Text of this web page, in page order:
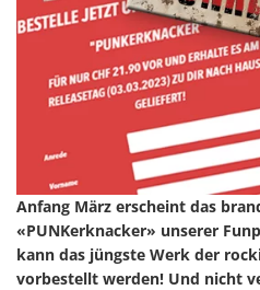
Anfang März erscheint das
«PUNKerknacker» unserer
kann das jüngste Werk der
vorbestellt werden! Und nicht